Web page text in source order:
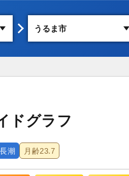
ドグラフ
長潮 月齢23.7